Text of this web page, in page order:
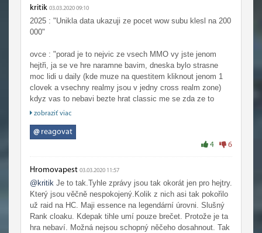
kritik 03.03.2020 09:10
2025 : "Unikla data ukazuji ze pocet wow subu klesl na 200
000"
ovce : "porad je to nejvic ze vsech MMO vy jste jenom
hejtři, ja se ve hre naramne bavim, dneska bylo strasne
moc lidi u daily (kde muze na questitem kliknout jenom 1
clovek a vsechny realmy jsou v jedny cross realm zone)
kdyz vas to nebavi bezte hrat classic me se zda ze to
hraje miliony lidi"
zobraziť viac
@reagovat
4 6
Hromovapest 03.03.2020 11:57
@kritik Je to tak.Tyhle zprávy jsou tak okorát jen pro hejtry.
Který jsou věčně nespokojený.Kolik z nich asi tak pokořilo
už raid na HC. Maji essence na legendární úrovni. Slušný
Rank cloaku. Kdepak tihle umí pouze brečet. Protože je ta
hra nebaví. Možná nejsou schopný něčeho dosahnout. Tak